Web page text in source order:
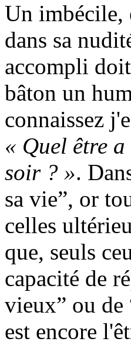
Un imbécile,
dans sa
accompli
bâton un
connaissez
« Quel être
soir ? ».
sa vie”, or
celles
que, seuls
capacité de
vieux” ou
est encore